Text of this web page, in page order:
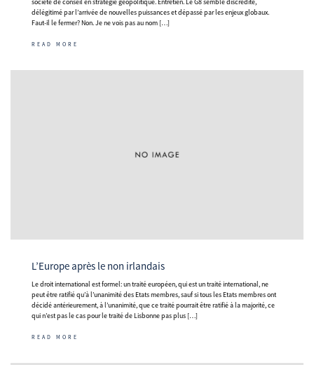
délégitimé par l’arrivée de nouvelles puissances et dépassé par les enjeux globaux.
Faut-il le fermer? Non. Je ne vois pas au nom […]
READ MORE
L’Europe après le non irlandais
Le droit international est formel: un traité européen, qui est un traité international, ne
peut être ratifié qu’à l’unanimité des Etats membres, sauf si tous les Etats membres ont
décidé antérieurement, à l’unanimité, que ce traité pourrait être ratifié à la majorité, ce
qui n’est pas le cas pour le traité de Lisbonne pas plus […]
READ MORE